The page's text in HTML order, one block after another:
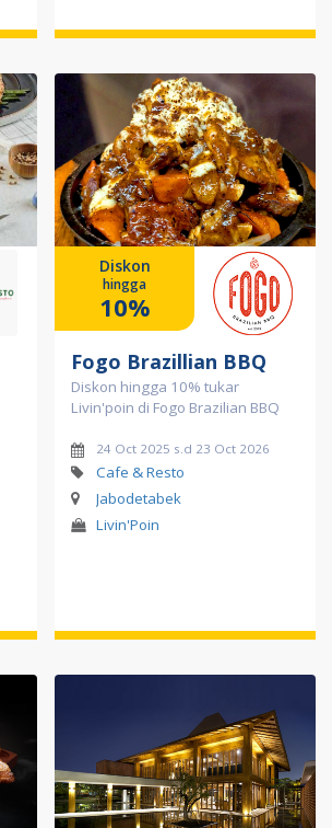
Diskon
hingga
10%
Fogo Brazillian BBQ
Diskon hingga 10% tukar
Livin'poin di Fogo Brazilian BBQ
24 Oct 2025 s.d 23 Oct 2026
Cafe & Resto
Jabodetabek
Livin'Poin